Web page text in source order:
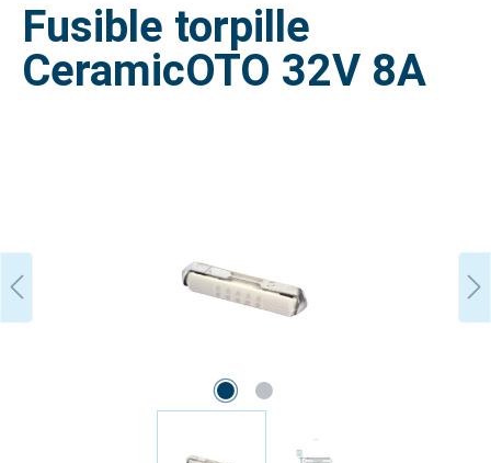
Fusible torpille
CeramicOTO 32V 8A